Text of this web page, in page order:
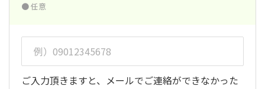
ご入力頂きますと、メールでご連絡ができなかった